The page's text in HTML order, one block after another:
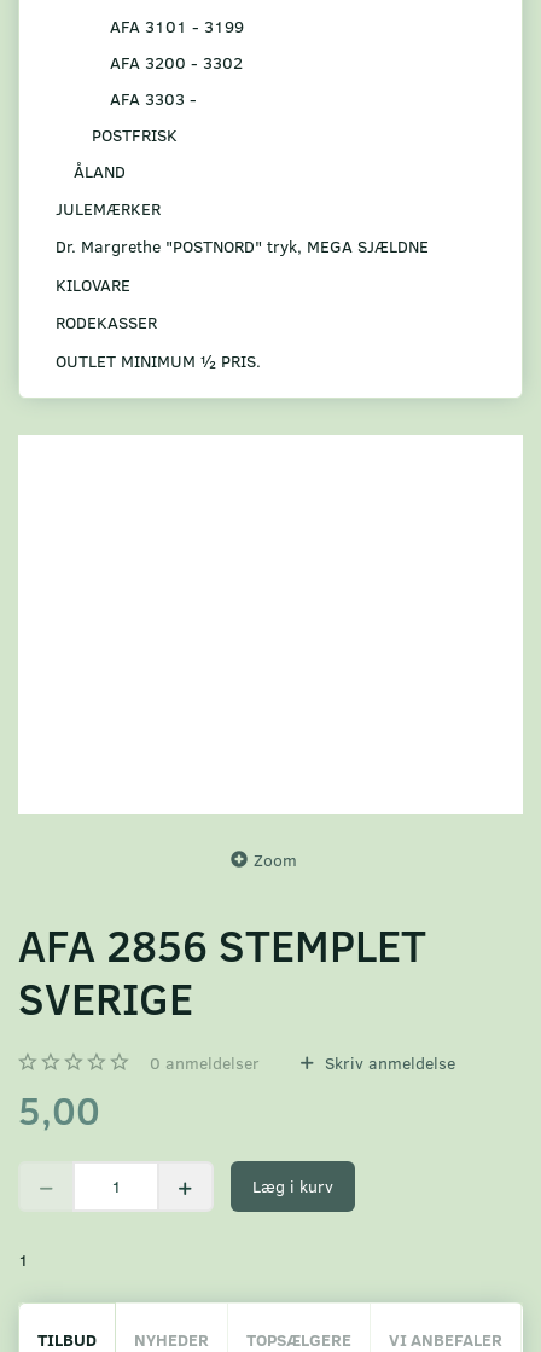
AFA 3101 - 3199
AFA 3200 - 3302
AFA 3303 -
POSTFRISK
ÅLAND
JULEMÆRKER
Dr. Margrethe "POSTNORD" tryk, MEGA SJÆLDNE
KILOVARE
RODEKASSER
OUTLET MINIMUM ½ PRIS.
Zoom
AFA 2856 STEMPLET
SVERIGE
0 anmeldelser Skriv anmeldelse
5,00
Læg i kurv
1
TILBUD NYHEDER TOPSÆLGERE VI ANBEFALER